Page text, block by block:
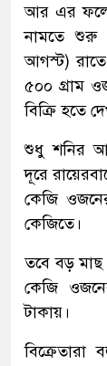
আর এর ফলে
নামতে শুরু
আগস্ট) রাতে
৫০০ গ্রাম
বিক্রি হতে
শুধু শনির
দূরে
কেজি
কেজিতে।
তবে বড় মাছ
কেজি
টাকায়।